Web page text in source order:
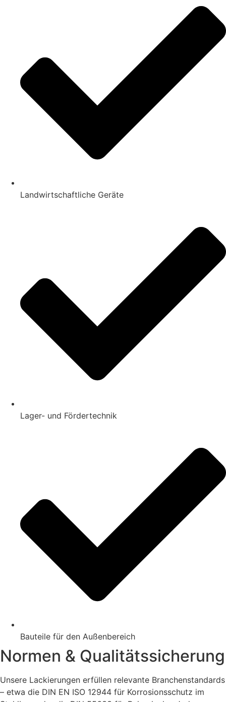
Landwirtschaftliche Geräte
Lager- und Fördertechnik
Bauteile für den Außenbereich
Normen & Qualitätssicherung
Unsere Lackierungen erfüllen relevante Branchenstandards
– etwa die DIN EN ISO 12944 für Korrosionsschutz im